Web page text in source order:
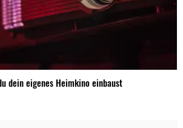
dein eigenes Heimkino einbaust